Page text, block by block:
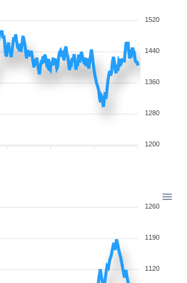
1520
1440
1360
1280
1200
1260
1190
1120